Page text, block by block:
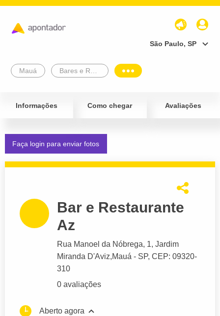
São Paulo, SP
Mauá
Informações Como chegar Avaliações
Faça login para enviar fotos
Bar e Restaurante
Az
Rua Manoel da Nóbrega, 1, Jardim
Miranda D'Aviz,Mauá - SP, CEP: 09320-
310
0 avaliações
Aberto agora